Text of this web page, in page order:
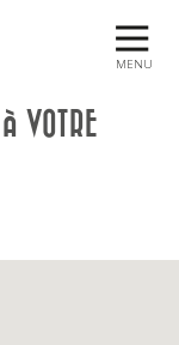
MENU
VOTRE